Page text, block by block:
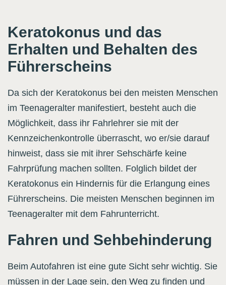
Keratokonus und das
Erhalten und Behalten des
Führerscheins
Da sich der Keratokonus bei den meisten Menschen
im Teenageralter manifestiert, besteht auch die
Möglichkeit, dass ihr Fahrlehrer sie mit der
Kennzeichenkontrolle überrascht, wo er/sie darauf
hinweist, dass sie mit ihrer Sehschärfe keine
Fahrprüfung machen sollten. Folglich bildet der
Keratokonus ein Hindernis für die Erlangung eines
Führerscheins. Die meisten Menschen beginnen im
Teenageralter mit dem Fahrunterricht.
Fahren und Sehbehinderung
Beim Autofahren ist eine gute Sicht sehr wichtig. Sie
müssen in der Lage sein, den Weg zu finden und